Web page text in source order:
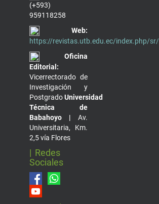
(+593)
959118258
Web:
https://revistas.utb.edu.ec/index.php/sr/
Oficina
Editorial:
Vicerrectorado de
Investigación y
PostgradoUniversidad
Técnica de
Babahoyo | Av.
Universitaria, Km.
2,5 vía Flores
| Redes
Sociales